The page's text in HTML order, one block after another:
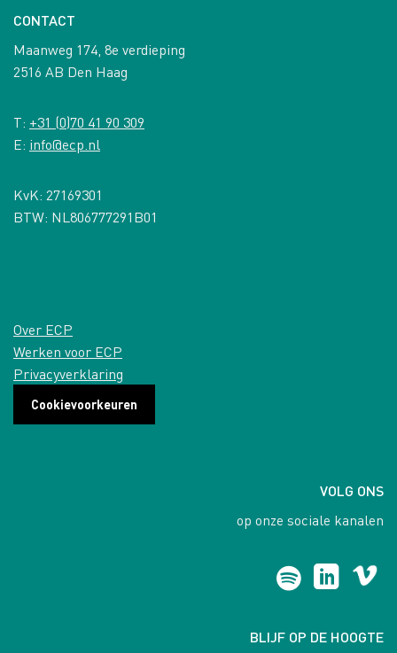
CONTACT
Maanweg 174, 8e verdieping
2516 AB Den Haag
T: +31 (0)70 41 90 309
E: info@ecp.nl
KvK: 27169301
BTW: NL806777291B01
Over ECP
Werken voor ECP
Privacyverklaring
Cookievoorkeuren
VOLG ONS
op onze sociale kanalen
BLIJF OP DE HOOGTE